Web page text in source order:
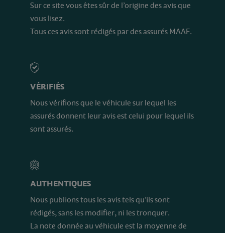
Sur ce site vous êtes sûr de l’origine des avis que
vous lisez.
Tous ces avis sont rédigés par des assurés MAAF.
VÉRIFIÉS
Nous vérifions que le véhicule sur lequel les
assurés donnent leur avis est celui pour lequel ils
sont assurés.
AUTHENTIQUES
Nous publions tous les avis tels qu’ils sont
rédigés, sans les modifier, ni les tronquer.
La note donnée au véhicule est la moyenne de